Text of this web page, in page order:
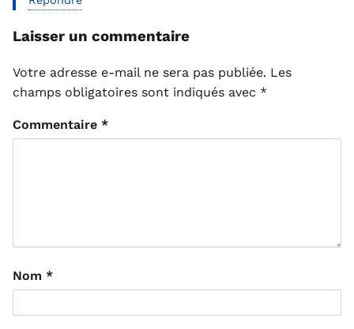
Laisser un commentaire
Votre adresse e-mail ne sera pas publiée. Les
champs obligatoires sont indiqués avec *
Commentaire *
Nom *